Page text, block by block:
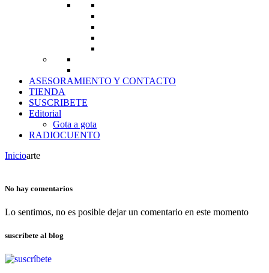
ASESORAMIENTO Y CONTACTO
TIENDA
SUSCRIBETE
Editorial
Gota a gota
RADIOCUENTO
Inicioarte
No hay comentarios
Lo sentimos, no es posible dejar un comentario en este momento
suscríbete al blog